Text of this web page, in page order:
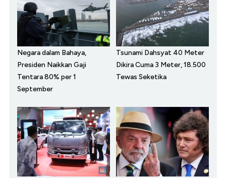
Negara dalam Bahaya,
Presiden Naikkan Gaji
Tentara 80% per 1
September
Tsunami Dahsyat 40 Meter
Dikira Cuma 3 Meter, 18.500
Tewas Seketika